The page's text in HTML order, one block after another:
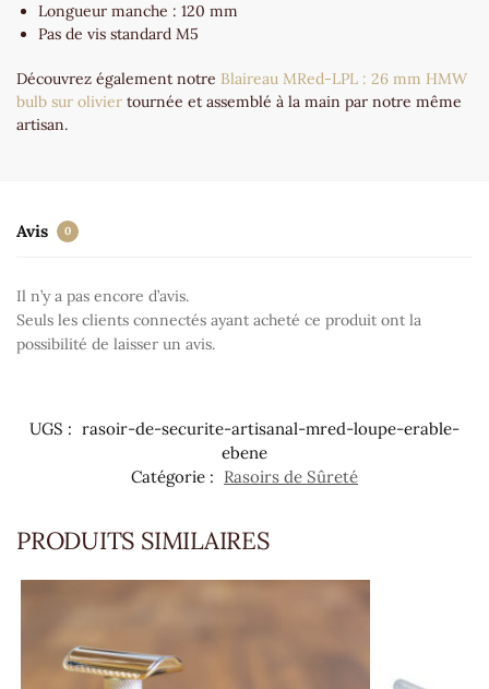
Longueur manche : 120 mm
Pas de vis standard M5
Découvrez également notre Blaireau MRed-LPL : 26 mm HMW
bulb sur olivier tournée et assemblé à la main par notre même
artisan.
Avis 0
Il n’y a pas encore d’avis.
Seuls les clients connectés ayant acheté ce produit ont la
possibilité de laisser un avis.
UGS : rasoir-de-securite-artisanal-mred-loupe-erable-
ebene
Catégorie : Rasoirs de Sûreté
PRODUITS SIMILAIRES